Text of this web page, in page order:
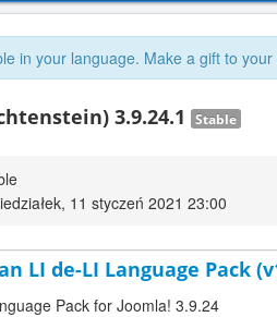
in your language. Make a gift to
3.9.24.1 Stable
11 styczeń 2021 23:00
LI de-LI Language Pack
Pack for Joomla! 3.9.24